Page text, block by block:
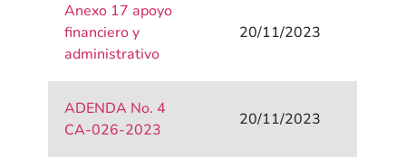
Anexo 17 apoyo
financiero y
administrativo
20/11/2023
ADENDA No. 4
CA-026-2023
20/11/2023